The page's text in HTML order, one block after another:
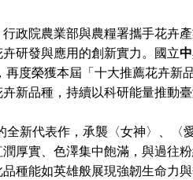
政院農業部與農糧署攜手花卉
研發與應用的創新實力。國立
再度榮獲本屆「十大推薦花卉
新品種，持續以科研能量推動
新代表作，承襲〈女神〉、
厚實、色澤集中飽滿，與過
種能如英雄般展現強韌生命力與